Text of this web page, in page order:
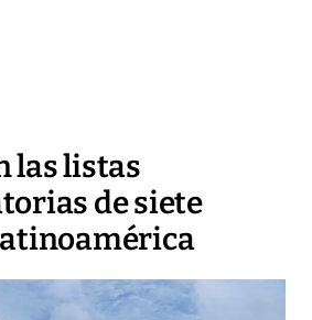
las listas
de siete